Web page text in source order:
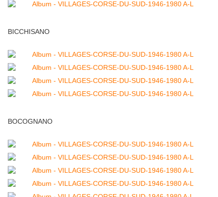
BICCHISANO
BOCOGNANO